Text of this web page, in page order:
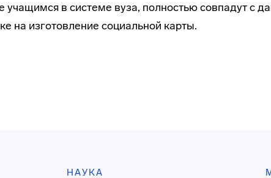
учащимся в системе вуза, полностью совпадут с
на изготовление социальной карты.
НАУКА